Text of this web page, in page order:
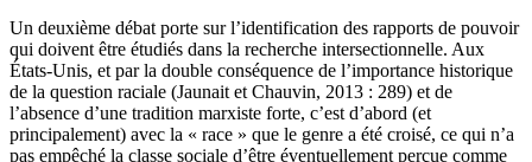
Un deuxième débat porte sur l’identification des rapports de pouvoir
qui doivent être étudiés dans la recherche intersectionnelle. Aux
États-Unis, et par la double conséquence de l’importance historique
de la question raciale (Jaunait et Chauvin, 2013 : 289) et de
l’absence d’une tradition marxiste forte, c’est d’abord (et
principalement) avec la « race » que le genre a été croisé, ce qui n’a
pas empêché la classe sociale d’être éventuellement perçue comme